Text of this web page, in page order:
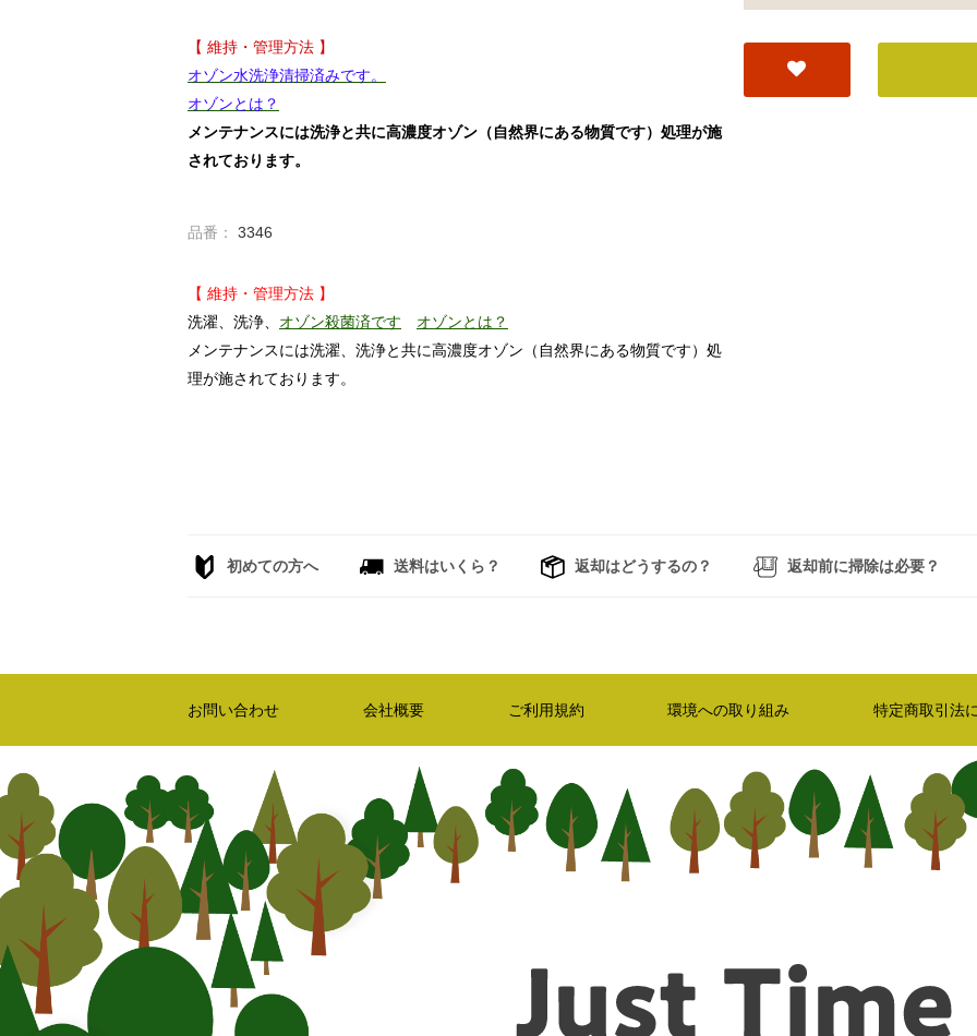
【 維持・管理方法 】
オゾン水洗浄清掃済みです。
オゾンとは？
メンテナンスには洗浄と共に高濃度オゾン（自然界にある物質です）処理が施
されております。
品番： 3346
【 維持・管理方法 】
洗濯、洗浄、 オゾン殺菌済です
オゾンとは？
メンテナンスには洗濯、洗浄と共に高濃度オゾン（自然界にある物質です）処
理が施されております。
初めての方へ 送料はいくら？ 返却はどうするの？ 返却前に掃除は必要？
お問い合わせ 会社概要 ご利用規約 環境への取り組み 特定商取引法